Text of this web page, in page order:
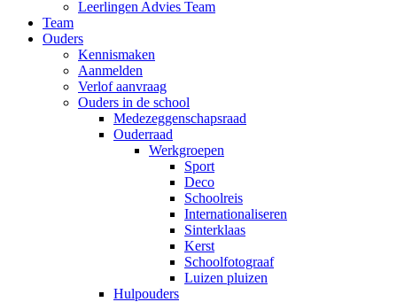
Leerlingen Advies Team
Team
Ouders
Kennismaken
Aanmelden
Verlof aanvraag
Ouders in de school
Medezeggenschapsraad
Ouderraad
Werkgroepen
Sport
Deco
Schoolreis
Internationaliseren
Sinterklaas
Kerst
Schoolfotograaf
Luizen pluizen
Hulpouders